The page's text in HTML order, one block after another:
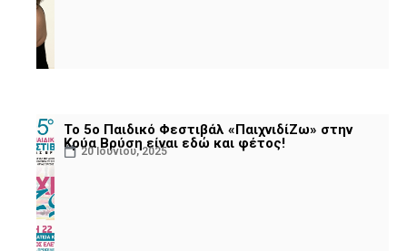
Το 5ο Παιδικό Φεστιβάλ «ΠαιχνιδίΖω» στην
Κρύα Βρύση είναι εδώ και φέτος!
20 Ιουνίου, 2025